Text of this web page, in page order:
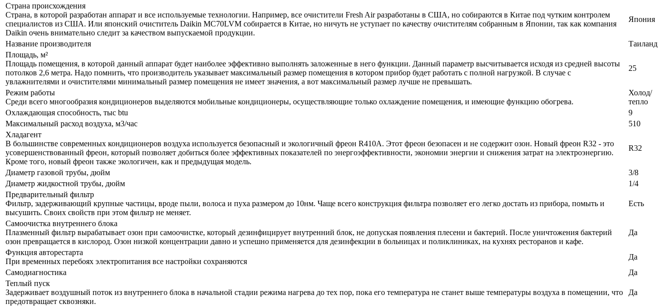
Страна происхождения
Страна, в которой разработан аппарат и все используемые технологии. Например, все очистители Fresh Air разработаны в США, но собираются в Китае под чутким контролем
специалистов из США. Или японский очиститель Daikin MC70LVM собирается в Китае, но ничуть не уступает по качеству очистителям собранным в Японии, так как компания
Daikin очень внимательно следит за качеством выпускаемой продукции.
Япония
Название производителя
Таиланд
Площадь, м²
Площадь помещения, в которой данный аппарат будет наиболее эффективно выполнять заложенные в него функции. Данный параметр высчитывается исходя из средней высоты
потолков 2,6 метра. Надо помнить, что производитель указывает максимальный размер помещения в котором прибор будет работать с полной нагрузкой. В случае с
увлажнителями и очистителями минимальный размер помещения не имеет значения, а вот максимальный размер лучше не превышать.
25
Режим работы
Среди всего многообразия кондиционеров выделяются мобильные кондиционеры, осуществляющие только охлаждение помещения, и имеющие функцию обогрева.
Холод/
тепло
Охлаждающая способность, тыс btu
9
Максимальный расход воздуха, м3/час
510
Хладагент
В большинстве современных кондиционеров воздуха используется безопасный и экологичный фреон R410A. Этот фреон безопасен и не содержит озон. Новый фреон R32 - это
усовершенствованный фреон, который позволяет добиться более эффективных показателей по энергоэффективности, экономии энергии и снижения затрат на электроэнергию.
Кроме того, новый фреон также экологичен, как и предыдущая модель.
R32
Диаметр газовой трубы, дюйм
3/8
Диаметр жидкостной трубы, дюйм
1/4
Предварительный фильтр
Фильтр, задерживающий крупные частицы, вроде пыли, волоса и пуха размером до 10нм. Чаще всего конструкция фильтра позволяет его легко достать из прибора, помыть и
высушить. Своих свойств при этом фильтр не меняет.
Есть
Самоочистка внутреннего блока
Плазменный фильтр вырабатывает озон при самоочистке, который дезинфицирует внутренний блок, не допуская появления плесени и бактерий. После уничтожения бактерий
озон превращается в кислород. Озон низкой концентрации давно и успешно применяется для дезинфекции в больницах и поликлиниках, на кухнях ресторанов и кафе.
Да
Функция авторестарта
При временных перебоях электропитания все настройки сохраняются
Да
Самодиагностика
Да
Теплый пуск
Задерживает воздушный поток из внутреннего блока в начальной стадии режима нагрева до тех пор, пока его температура не станет выше температуры воздуха в помещении, что
предотвращает сквозняки.
Да